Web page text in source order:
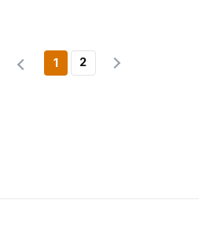
1 2